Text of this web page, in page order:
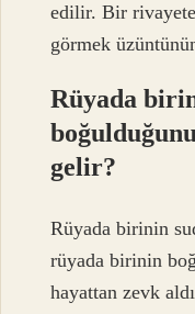
edilir. Bir
görmek
Rüyada
gelir?
Rüyada birinin
rüyada birinin
hayattan zevk